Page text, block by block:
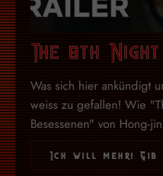
The 8th
Was sich hier ankündigt
weiss zu gefallen! Wie
Besessenen" von Hong-
Ich will mehr!